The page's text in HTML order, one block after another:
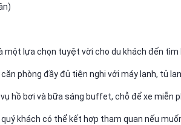
một lựa chọn tuyệt vời cho du khách đến
phòng đầy đủ tiện nghi với máy lạnh, tủ
hồ bơi và bữa sáng buffet, chỗ để xe miễn
khách có thể kết hợp tham quan nếu